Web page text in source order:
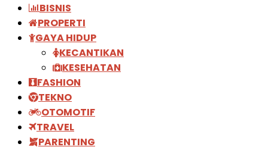
BISNIS
PROPERTI
GAYA HIDUP
KECANTIKAN
KESEHATAN
FASHION
TEKNO
OTOMOTIF
TRAVEL
PARENTING